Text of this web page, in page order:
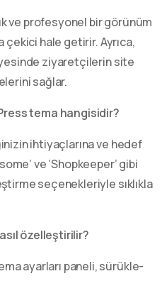
ve profesyonel bir görünüm
hale getirir. Ayrıca,
ziyaretçilerin site
sağlar.
tema hangisidir?
ihtiyaçlarına ve hedef
ve ‘Shopkeeper’ gibi
seçenekleriyle sıklıkla
özelleştirilir?
ayarları paneli, sürükle-